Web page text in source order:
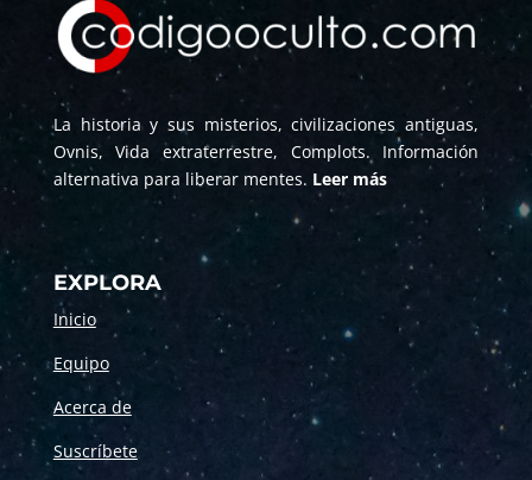
La historia y sus misterios, civilizaciones antiguas,
Ovnis, Vida extraterrestre, Complots. Información
alternativa para liberar mentes. Leer más
EXPLORA
Inicio
Equipo
Acerca de
Suscríbete